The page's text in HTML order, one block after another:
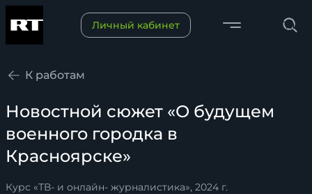
Поиск
Личный кабинет
К работам
Новостной сюжет «О будущем
военного городка в
Красноярске»
Курс «ТВ- и онлайн- журналистика», 2024 г.